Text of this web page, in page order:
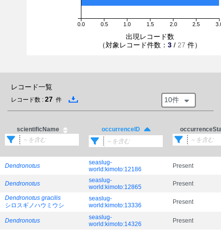
0.0 0.5 1.0 1.5 2.0 2.5
出現レコード数
（対象レコード件数： 3 / 27 件）
レコード一覧
レコード数 : 27 件 10件
scientificName occurrenceID
Dendronotus
seaslug-
world:kimoto:12186
Present
Dendronotus
seaslug-
world:kimoto:12865
Present
Dendronotus gracilis
シロスギノハウミウシ
seaslug-
world:kimoto:13336
Present
Dendronotus
seaslug-
world:kimoto:14326
Present